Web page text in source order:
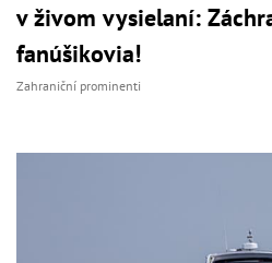
v živom vysielaní:
fanúšikovia!
Zahraniční prominenti